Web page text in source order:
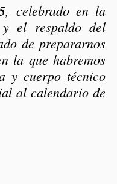
, celebrado en la
de prepararnos
la que habremos
y cuerpo técnico
al calendario de